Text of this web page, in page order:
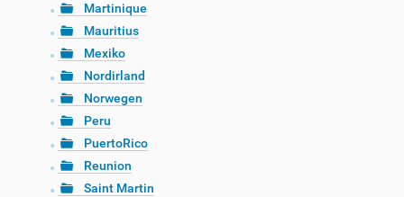
Martinique
Mauritius
Mexiko
Nordirland
Norwegen
Peru
PuertoRico
Reunion
Saint Martin